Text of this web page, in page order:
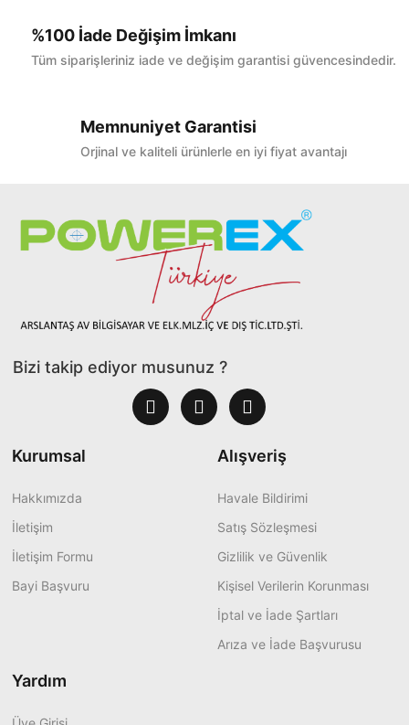
%100 İade Değişim İmkanı
Tüm siparişleriniz iade ve değişim garantisi güvencesindedir.
Memnuniyet Garantisi
Orjinal ve kaliteli ürünlerle en iyi fiyat avantajı
Bizi takip ediyor musunuz ?
Kurumsal
Hakkımızda
İletişim
İletişim Formu
Bayi Başvuru
Alışveriş
Havale Bildirimi
Satış Sözleşmesi
Gizlilik ve Güvenlik
Kişisel Verilerin Korunması
İptal ve İade Şartları
Arıza ve İade Başvurusu
Yardım